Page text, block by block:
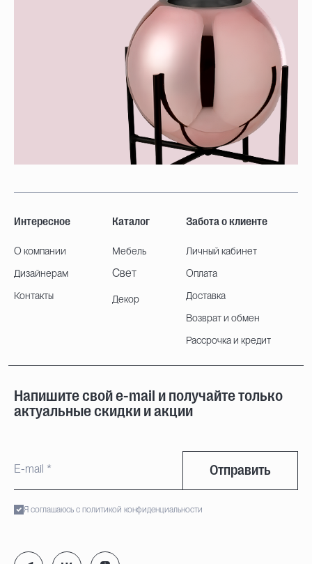
Интересное
О компании
Дизайнерам
Контакты
Каталог
Мебель
Свет
Декор
Забота о клиенте
Личный кабинет
Оплата
Доставка
Возврат и обмен
Рассрочка и кредит
Напишите свой e-mail и получайте только
актуальные скидки и акции
Отправить
Я соглашаюсь с политикой конфиденциальности